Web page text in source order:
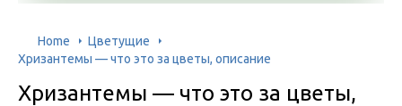
Home
Цветущие
Хризантемы — что это за цветы, описание
Хризантемы — что это за цветы,